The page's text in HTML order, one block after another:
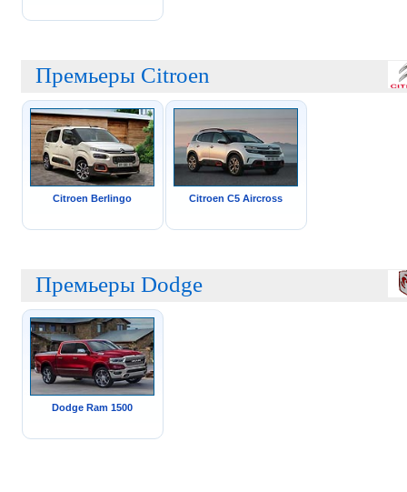
Премьеры Citroen
Citroen Berlingo Citroen C5 Aircross
Премьеры Dodge
Dodge Ram 1500